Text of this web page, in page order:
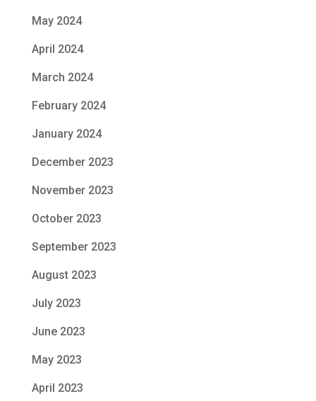
May 2024
April 2024
March 2024
February 2024
January 2024
December 2023
November 2023
October 2023
September 2023
August 2023
July 2023
June 2023
May 2023
April 2023